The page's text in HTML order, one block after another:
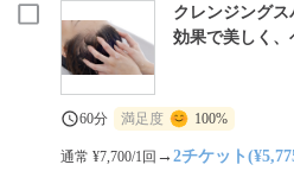
クレンジング
効果で美しく、
60分 満足度 100%
通常 ¥7,700/1回 →2チケット